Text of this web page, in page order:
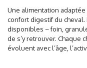
Une alimentation
confort digestif du cheval.
disponibles – foin,
de s’y retrouver. Chaque
évoluent avec l’âge,